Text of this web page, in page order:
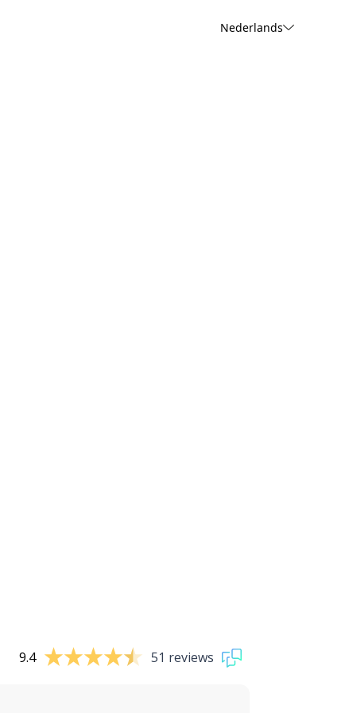
Nederlands
9.4 51 reviews